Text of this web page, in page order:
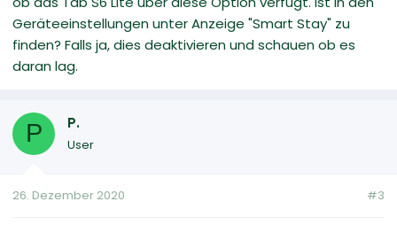
Geräteeinstellungen unter Anzeige "Smart Stay" zu
finden? Falls ja, dies deaktivieren und schauen ob es
daran lag.
P P.
User
26. Dezember 2020 #3